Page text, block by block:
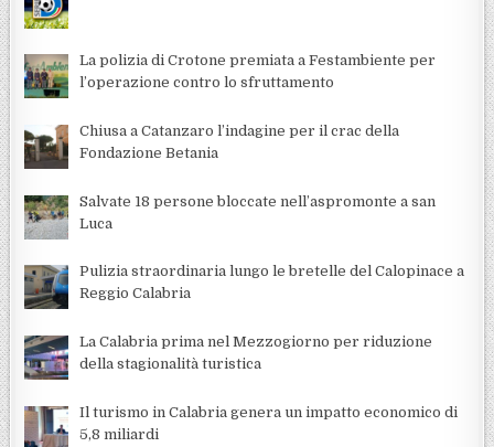
La polizia di Crotone premiata a Festambiente per
l’operazione contro lo sfruttamento
Chiusa a Catanzaro l’indagine per il crac della
Fondazione Betania
Salvate 18 persone bloccate nell’aspromonte a san
Luca
Pulizia straordinaria lungo le bretelle del Calopinace a
Reggio Calabria
La Calabria prima nel Mezzogiorno per riduzione
della stagionalità turistica
Il turismo in Calabria genera un impatto economico di
5,8 miliardi